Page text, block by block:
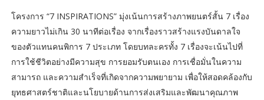
โครงการ “7 INSPIRATIONS” มุ่งเน้นการสร้างภาพยนตร์สั้น 7 เรื่อง
ความยาวไม่เกิน 30 นาทีต่อเรื่อง จากเรื่องราวสร้างแรงบันดาลใจ
ของตัวแทนคนพิการ 7 ประเภท โดยบทละครทั้ง 7 เรื่องจะเน้นไปที่
การใช้ชีวิตอย่างมีความสุข การยอมรับตนเอง การเชื่อมั่นในความ
สามารถ และความสำเร็จที่เกิดจากความพยายาม เพื่อให้สอดคล้องกับ
ยุทธศาสตร์ชาติและนโยบายด้านการส่งเสริมและพัฒนาคุณภาพ